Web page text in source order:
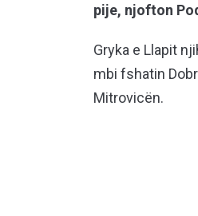
pije, njofton
Gryka e Llapit
mbi fshatin
Mitrovicën.